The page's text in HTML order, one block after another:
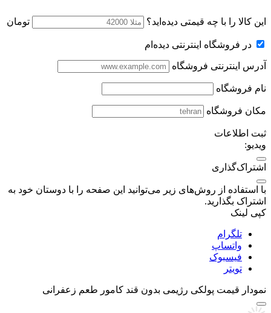
این کالا را با چه قیمتی دیده‌اید؟ تومان
در فروشگاه اینترنتی دیده‌ام
آدرس اینترنتی فروشگاه
نام فروشگاه
مکان فروشگاه
ثبت اطلاعات
ویدیو:
اشتراک‌گذاری
با استفاده از روش‌های زیر می‌توانید این صفحه را با دوستان خود به
اشتراک بگذارید.
کپی لینک
تلگرام
واتساپ
فیسبوک
تویتر
نمودار قیمت پولکی رژیمی بدون قند کامور طعم زعفرانی